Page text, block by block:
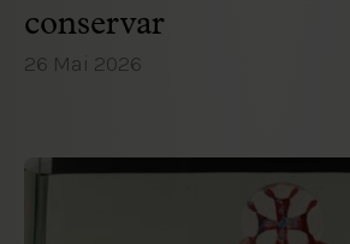
conservar
26 Mai 2026